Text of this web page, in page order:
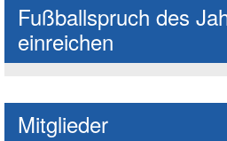
Fußballspruch des
einreichen
Mitglieder